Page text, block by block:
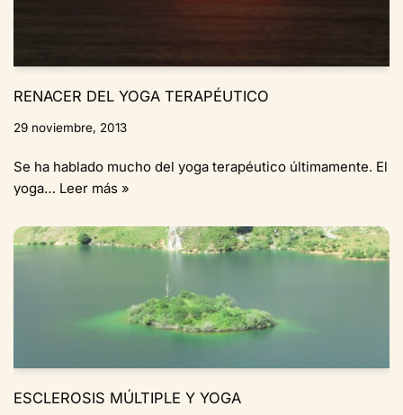
RENACER DEL YOGA TERAPÉUTICO
29 noviembre, 2013
Se ha hablado mucho del yoga terapéutico últimamente. El
yoga… Leer más »
ESCLEROSIS MÚLTIPLE Y YOGA